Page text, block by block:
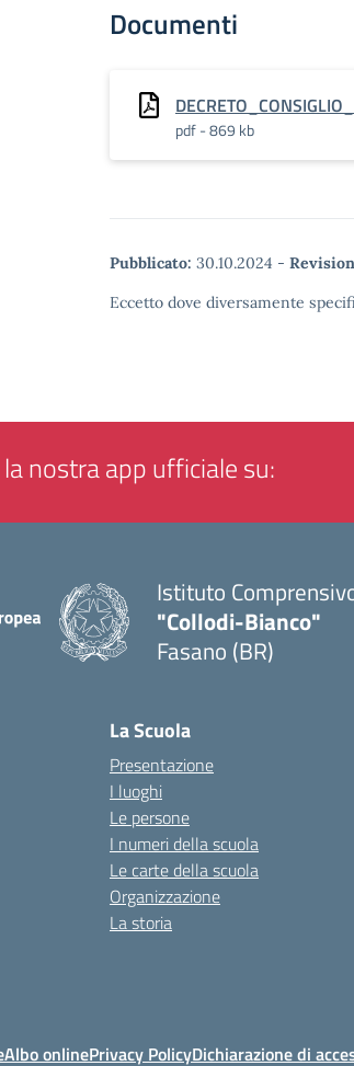
Documenti
pdf - 869 kb
Pubblicato: 30.10.2024 -
Eccetto dove diversamente
la nostra app ufficiale su:
Istituto
"Collodi-Bianco"
Fasano (BR)
La Scuola
Presentazione
I luoghi
Le persone
I numeri della scuola
Le carte della scuola
Organizzazione
La storia
Albo onlinePrivacy PolicyDichiarazione di